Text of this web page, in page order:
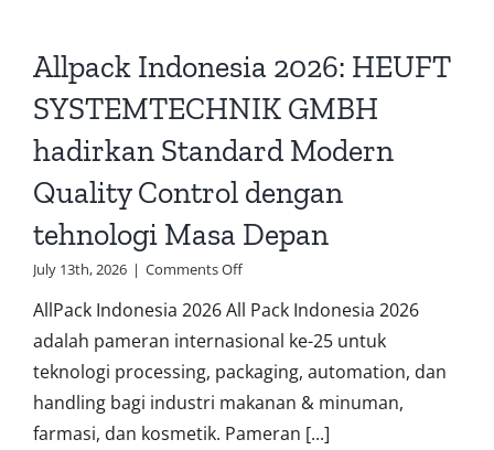
Allpack Indonesia 2026: HEUFT
SYSTEMTECHNIK GMBH
hadirkan Standard Modern
Quality Control dengan
tehnologi Masa Depan
July 13th, 2026 | Comments Offon
Indonesia
2026:
HEUFT
SYSTEMTECHNIK
GMBH
hadirkan
Standard
AllPack Indonesia 2026 All Pack Indonesia 2026
adalah pameran internasional ke-25 untuk
teknologi processing, packaging, automation, dan
handling bagi industri makanan & minuman,
farmasi, dan kosmetik. Pameran [...]